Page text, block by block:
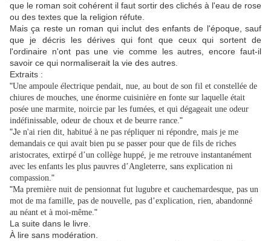
que le roman soit cohérent il faut sortir des clichés à l'eau de rose
ou des textes que la religion réfute.
Mais ça reste un roman qui inclut des enfants de l'époque, sauf
que je décris les dérives qui font que ceux qui sortent de
l'ordinaire n'ont pas une vie comme les autres, encore faut-il
savoir ce qui normaliserait la vie des autres.
Extraits :
"Une ampoule électrique pendait, nue, au bout de son fil et constellée de
chiures de mouches, une énorme cuisinière en fonte sur laquelle était
posée une marmite, noircie par les fumées, et qui dégageait une odeur
indéfinissable, odeur de choux et de beurre rance ."
"Je n'ai rien dit, habitué à ne pas répliquer ni répondre, mais je me
demandais ce qui avait bien pu se passer pour que de fils de riches
aristocrates, extirpé d’un collège huppé, je me retrouve instantanément
avec les enfants les plus pauvres d’Angleterre, sans explication ni
compassion."
"Ma première nuit de pensionnat fut lugubre et cauchemardesque, pas un
mot de ma famille, pas de nouvelle, pas d’explication, rien, abandonné
au néant et à moi-même."
La suite dans le livre.
À lire sans modération.